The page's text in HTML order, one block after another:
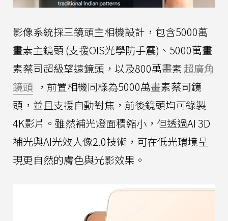
影像系統採三鏡頭主相機設計，包含5000萬
畫素主鏡頭 (支援OIS光學防手震)、5000萬畫
素蔡司超級望遠鏡頭，以及800萬畫素超廣角
鏡頭 ，前置相機同樣為5000萬畫素蔡司鏡
頭，並且支援自動對焦，前後鏡頭均可錄製
4K影片。雖然補光燈面積縮小，但透過AI 3D
補光與AI光效人像2.0技術，可在低光環境呈
現更自然的膚色與光影效果。